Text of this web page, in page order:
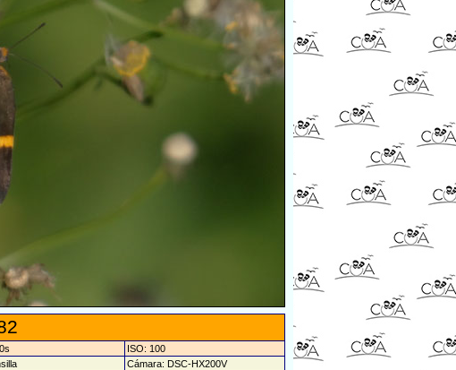
ISO: 100
Cámara: DSC-HX200V